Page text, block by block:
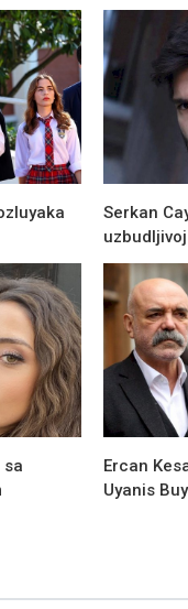
Serkan
sa
Ercan
Uyanis